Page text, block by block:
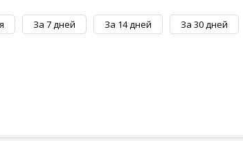
За 7 дней За 14 дней За 30 дней